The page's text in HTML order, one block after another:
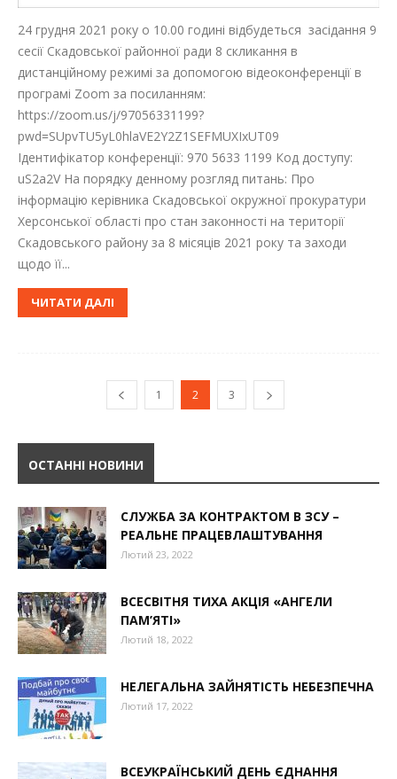
24 грудня 2021 року о 10.00 годині відбудеться засідання 9
сесії Скадовської районної ради 8 скликання в
дистанційному режимі за допомогою відеоконференції в
програмі Zoom за посиланням:
https://zoom.us/j/97056331199?
pwd=SUpvTU5yL0hlaVE2Y2Z1SEFMUXIxUT09
Ідентифікатор конференції: 970 5633 1199 Код доступу:
uS2a2V На порядку денному розгляд питань: Про
інформацію керівника Скадовської окружної прокуратури
Херсонської області про стан законності на території
Скадовського району за 8 місяців 2021 року та заходи
щодо її...
ЧИТАТИ ДАЛІ
1 2 3
ОСТАННІ НОВИНИ
СЛУЖБА ЗА КОНТРАКТОМ В ЗСУ –
РЕАЛЬНЕ ПРАЦЕВЛАШТУВАННЯ
Лютий 23, 2022
ВСЕСВІТНЯ ТИХА АКЦІЯ «АНГЕЛИ
ПАМ’ЯТІ»
Лютий 18, 2022
НЕЛЕГАЛЬНА ЗАЙНЯТІСТЬ НЕБЕЗПЕЧНА
Лютий 17, 2022
ВСЕУКРАЇНСЬКИЙ ДЕНЬ ЄДНАННЯ